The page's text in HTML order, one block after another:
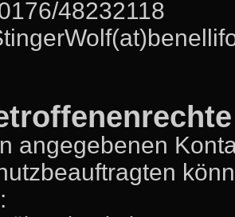
48232118
angegebenen